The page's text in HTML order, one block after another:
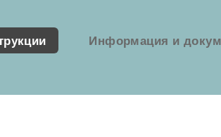
Информация и